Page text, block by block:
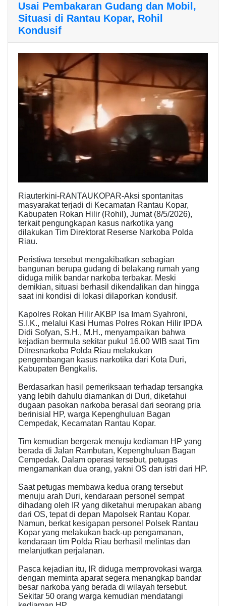
Usai Pembakaran Gudang dan Mobil,
Situasi di Rantau Kopar, Rohil
Kondusif
Riauterkini-RANTAUKOPAR-Aksi spontanitas
masyarakat terjadi di Kecamatan Rantau Kopar,
Kabupaten Rokan Hilir (Rohil), Jumat (8/5/2026),
terkait pengungkapan kasus narkotika yang
dilakukan Tim Direktorat Reserse Narkoba Polda
Riau.
Peristiwa tersebut mengakibatkan sebagian
bangunan berupa gudang di belakang rumah yang
diduga milik bandar narkoba terbakar. Meski
demikian, situasi berhasil dikendalikan dan hingga
saat ini kondisi di lokasi dilaporkan kondusif.
Kapolres Rokan Hilir AKBP Isa Imam Syahroni,
S.I.K., melalui Kasi Humas Polres Rokan Hilir IPDA
Didi Sofyan, S.H., M.H., menyampaikan bahwa
kejadian bermula sekitar pukul 16.00 WIB saat Tim
Ditresnarkoba Polda Riau melakukan
pengembangan kasus narkotika dari Kota Duri,
Kabupaten Bengkalis.
Berdasarkan hasil pemeriksaan terhadap tersangka
yang lebih dahulu diamankan di Duri, diketahui
dugaan pasokan narkoba berasal dari seorang pria
berinisial HP, warga Kepenghuluan Bagan
Cempedak, Kecamatan Rantau Kopar.
Tim kemudian bergerak menuju kediaman HP yang
berada di Jalan Rambutan, Kepenghuluan Bagan
Cempedak. Dalam operasi tersebut, petugas
mengamankan dua orang, yakni OS dan istri dari HP.
Saat petugas membawa kedua orang tersebut
menuju arah Duri, kendaraan personel sempat
dihadang oleh IR yang diketahui merupakan abang
dari OS, tepat di depan Mapolsek Rantau Kopar.
Namun, berkat kesigapan personel Polsek Rantau
Kopar yang melakukan back-up pengamanan,
kendaraan tim Polda Riau berhasil melintas dan
melanjutkan perjalanan.
Pasca kejadian itu, IR diduga memprovokasi warga
dengan meminta aparat segera menangkap bandar
besar narkoba yang berada di wilayah tersebut.
Sekitar 50 orang warga kemudian mendatangi